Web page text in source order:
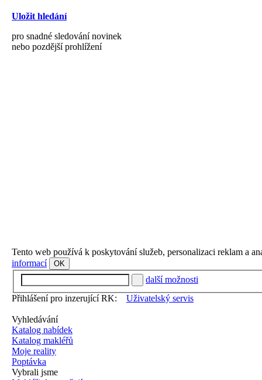
Uložit hledání
pro snadné sledování novinek
nebo pozdější prohlížení
Tento web používá k poskytování služeb, personalizaci reklam a
informací
OK
další možnosti
Přihlášení pro inzerující RK:
Uživatelský servis
Vyhledávání
Katalog nabídek
Katalog makléřů
Moje reality
Poptávka
Vybrali jsme